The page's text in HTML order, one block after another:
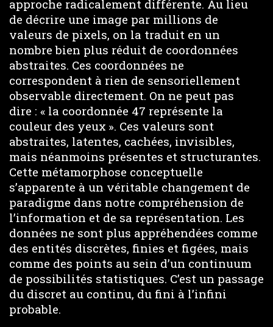
approche radicalement différente. Au lieu
de décrire une image par millions de
valeurs de pixels, on la traduit en un
nombre bien plus réduit de coordonnées
abstraites. Ces coordonnées ne
correspondent à rien de sensoriellement
observable directement. On ne peut pas
dire : « la coordonnée 47 représente la
couleur des yeux ». Ces valeurs sont
abstraites, latentes, cachées, invisibles,
mais néanmoins présentes et structurantes.
Cette métamorphose conceptuelle
s’apparente à un véritable changement de
paradigme dans notre compréhension de
l’information et de sa représentation. Les
données ne sont plus appréhendées comme
des entités discrètes, finies et figées, mais
comme des points au sein d’un continuum
de possibilités statistiques. C’est un passage
du discret au continu, du fini à l’infini
probable.